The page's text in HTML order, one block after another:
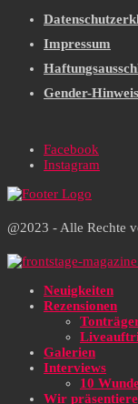
Impressum
Gender-Hinweis
Facebook
Instagram
@2023 - Alle Rechte
Neuigkeiten
Rezensionen
Galerien
Interviews
10
Wir